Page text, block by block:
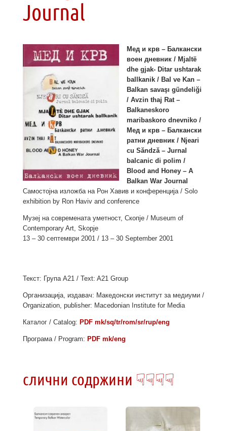
Journal
Мед и крв – Балкански
воен дневник / Mjaltë
dhe gjak- Ditar ushtarak
ballkanik / Bal ve Kan –
Balkan savaşı gündeliği
/ Avzin thaj Rat –
Balkaneskoro
maribaskoro dnevniko /
Мед и крв – Балкански
ратни дневник / Njeari
cu Săndză – Jurnal
balcanic di polim /
Blood and Honey – A
Balkan War Journal
Самостојна изложба на Рон Хавив и конференција / Solo
exhibition by Ron Haviv and conference
Музеј на современата уметност, Скопје / Museum of
Contemporary Art, Skopje
13 – 30 септември 2001 / 13 – 30 September 2001
Текст: Група А21 / Text: A21 Group
Организација, издавач: Македонски институт за медиуми /
Organization, publisher: Macedonian Institute for Media
Каталог / Catalog: PDF mk/sq/tr/rom/sr/rup/eng
Програма / Program: PDF mk/eng
слични содржини ☟☟☟☟